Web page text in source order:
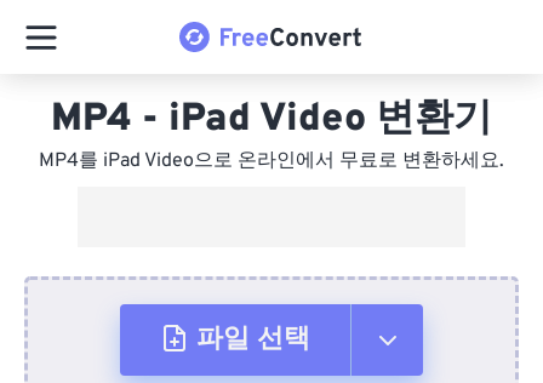
MP4 - iPad Video 변환기
MP4를 iPad Video으로 온라인에서 무료로 변환하세요.
파일 선택